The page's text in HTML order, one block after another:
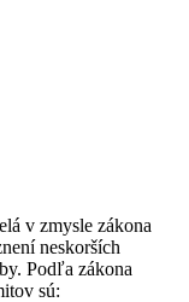
v zmysle zákona
neskorších
Podľa zákona
sú: